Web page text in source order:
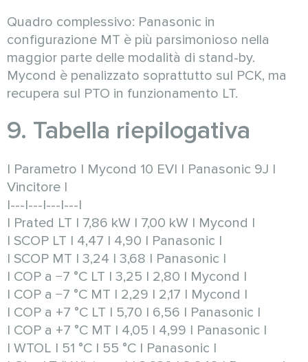
Quadro complessivo: Panasonic in
configurazione MT è più parsimonioso nella
maggior parte delle modalità di stand-by.
Mycond è penalizzato soprattutto sul PCK, ma
recupera sul PTO in funzionamento LT.
9. Tabella riepilogativa
| Parametro | Mycond 10 EVI | Panasonic 9J |
Vincitore |
|---|---|---|---|
| Prated LT | 7,86 kW | 7,00 kW | Mycond |
| SCOP LT | 4,47 | 4,90 | Panasonic |
| SCOP MT | 3,24 | 3,68 | Panasonic |
| COP a −7 °C LT | 3,25 | 2,80 | Mycond |
| COP a −7 °C MT | 2,29 | 2,17 | Mycond |
| COP a +7 °C LT | 5,70 | 6,56 | Panasonic |
| COP a +7 °C MT | 4,05 | 4,99 | Panasonic |
| WTOL | 51 °C | 55 °C | Panasonic |